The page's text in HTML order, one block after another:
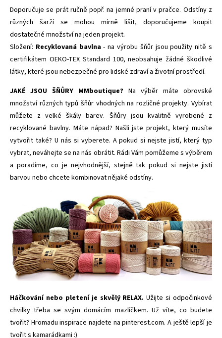
Doporučuje se prát ručně popř. na jemné praní v pračce. Odstíny z
různých šarží se mohou mírně lišit, doporučujeme koupit
dostatečné množství na jeden projekt.
Složení: Recyklovaná bavlna- na výrobu šňůr jsou použity nitě s
certifikátem OEKO-TEX Standard 100,neobsahuje žádné škodlivé
látky, které jsou nebezpečné pro lidské zdraví a životní prostředí.
JAKÉ JSOU ŠŇŮRY MMboutique? Na výběr máte obrovské
množství různých typů šňůr vhodných na rozličné projekty. Vybírat
můžete z velké škály barev. Šňůry jsou kvalitně vyrobené z
recyklované bavlny. Máte nápad? Našli jste projekt, který musíte
vytvořit také? U nás si vyberete. A pokud si nejste jistí, který typ
vybrat, neváhejte se na nás obrátit. Rádi Vám pomůžeme s výběrem
a poradíme, co je nejvhodnější, stejně tak pokud si nejste jistí
barvou nebo chcete kombinovat nějaké odstíny.
Háčkování nebo pletení je skvělý RELAX.Užijte si odpočinkové
chvilky třeba se svým domácím mazlíčkem. Už víte, co budete
tvořit? Hromadu inspirace najdete napinterest.com. A ještě lepší je
tvořit s kamarádkami :)